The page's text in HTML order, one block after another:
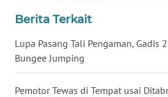
Berita Terkait
Lupa Pasang Tali Pengaman, Gadis
Bungee Jumping
Pemotor Tewas di Tempat usai
WN
BENGKULU
WN
LAMPUNG